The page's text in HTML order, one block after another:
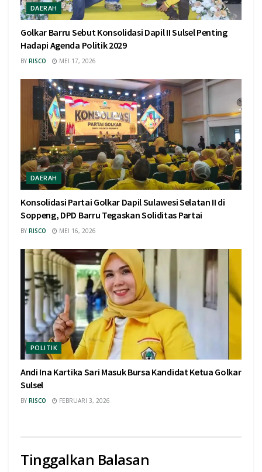
DAERAH
Golkar Barru Sebut Konsolidasi Dapil II Sulsel Penting
Hadapi Agenda Politik 2029
BY RISCO MEI 17, 2026
DAERAH
Konsolidasi Partai Golkar Dapil Sulawesi Selatan II di
Soppeng, DPD Barru Tegaskan Soliditas Partai
BY RISCO MEI 16, 2026
POLITIK
Andi Ina Kartika Sari Masuk Bursa Kandidat Ketua Golkar
Sulsel
BY RISCO FEBRUARI 3, 2026
Tinggalkan Balasan